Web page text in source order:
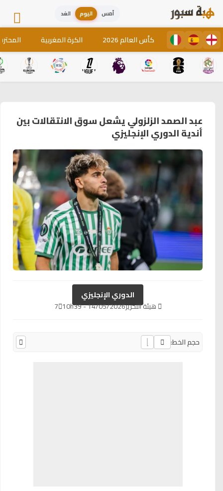
أمس اليوم الغد
كأس العالم 2026 الكرة المغربية
عبد الصمد الزلزولي يشعل سوق الانتقالات بين
أندية الدوري الإنجليزي
الدوري الإنجليزي
هيئة التحرير14/05/2026 - 10h39
7
حجم الخط: